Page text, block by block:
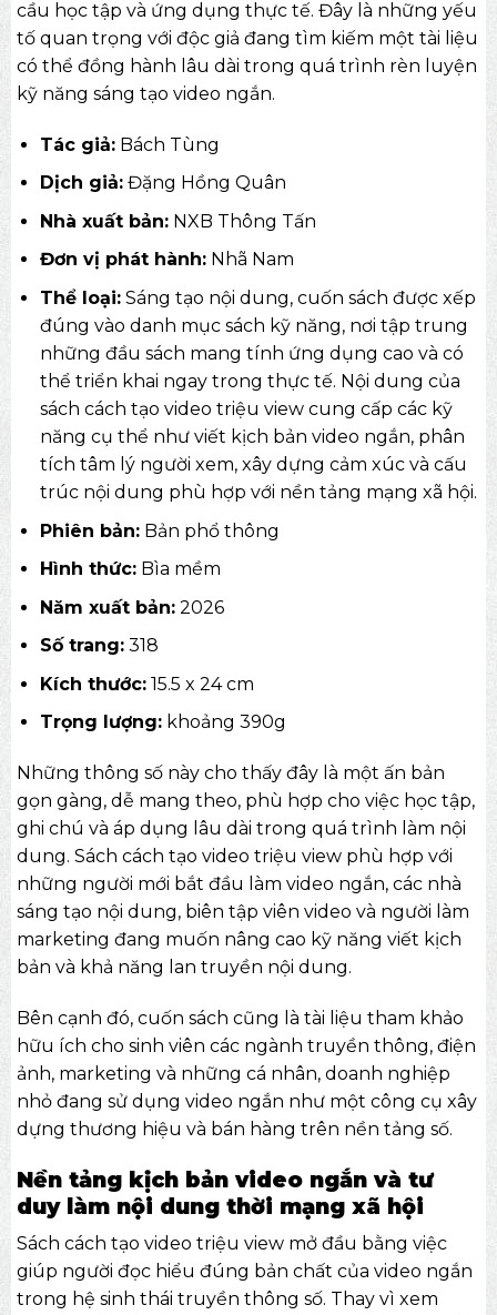
cầu học tập và ứng dụng thực tế. Đây là những yếu
tố quan trọng với độc giả đang tìm kiếm một tài liệu
có thể đồng hành lâu dài trong quá trình rèn luyện
kỹ năng sáng tạo video ngắn.
Tác giả:Bách Tùng
Dịch giả:Đặng Hồng Quân
Nhà xuất bản:NXB Thông Tấn
Đơn vị phát hành:Nhã Nam
Thể loại:Sáng tạo nội dung, cuốn sách được xếp
đúng vào danh mục sách kỹ năng, nơi tập trung
những đầu sách mang tính ứng dụng cao và có
thể triển khai ngay trong thực tế. Nội dung của
sách cách tạo video triệu view cung cấp các kỹ
năng cụ thể như viết kịch bản video ngắn, phân
tích tâm lý người xem, xây dựng cảm xúc và cấu
trúc nội dung phù hợp với nền tảng mạng xã hội.
Phiên bản:Bản phổ thông
Hình thức:Bìa mềm
Năm xuất bản:2026
Số trang:318
Kích thước:15.5 x 24 cm
Trọng lượng:khoảng 390g
Những thông số này cho thấy đây là một ấn bản
gọn gàng, dễ mang theo, phù hợp cho việc học tập,
ghi chú và áp dụng lâu dài trong quá trình làm nội
dung. Sách cách tạo video triệu view phù hợp với
những người mới bắt đầu làm video ngắn, các nhà
sáng tạo nội dung, biên tập viên video và người làm
marketing đang muốn nâng cao kỹ năng viết kịch
bản và khả năng lan truyền nội dung.
Bên cạnh đó, cuốn sách cũng là tài liệu tham khảo
hữu ích cho sinh viên các ngành truyền thông, điện
ảnh, marketing và những cá nhân, doanh nghiệp
nhỏ đang sử dụng video ngắn như một công cụ xây
dựng thương hiệu và bán hàng trên nền tảng số.
Nền tảng kịch bản video ngắn và tư
duy làm nội dung thời mạng xã hội
Sách cách tạo video triệu view mở đầu bằng việc
giúp người đọc hiểu đúng bản chất của video ngắn
trong hệ sinh thái truyền thông số. Thay vì xem